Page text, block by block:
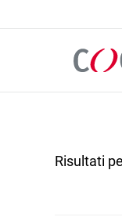
Risultati